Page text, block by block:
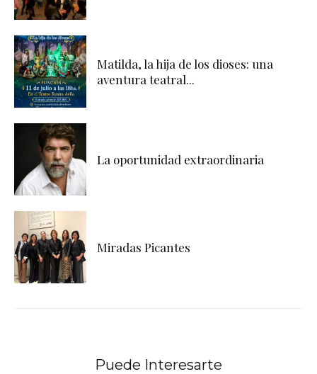
Matilda, la hija de los dioses: una
aventura teatral...
La oportunidad extraordinaria
Miradas Picantes
Puede Interesarte